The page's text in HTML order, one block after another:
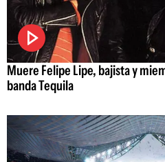
Muere Felipe Lipe, bajista y
banda Tequila